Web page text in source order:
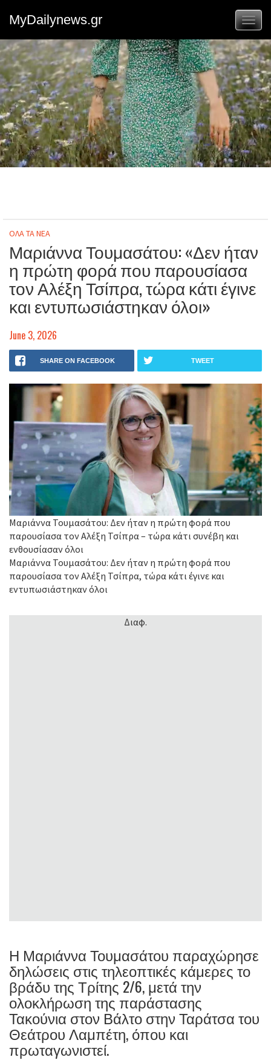
MyDailynews.gr
ΟΛΑ ΤΑ ΝΕΑ
Μαριάννα Τουμασάτου: «Δεν ήταν
η πρώτη φορά που παρουσίασα
τον Αλέξη Τσίπρα, τώρα κάτι έγινε
και εντυπωσιάστηκαν όλοι»
June 3, 2026
SHARE ON FACEBOOK TWEET
Μαριάννα Τουμασάτου: Δεν ήταν η πρώτη φορά που
παρουσίασα τον Αλέξη Τσίπρα – τώρα κάτι συνέβη και
ενθουσίασαν όλοι
Μαριάννα Τουμασάτου: Δεν ήταν η πρώτη φορά που
παρουσίασα τον Αλέξη Τσίπρα, τώρα κάτι έγινε και
εντυπωσιάστηκαν όλοι
Διαφ.
Η Μαριάννα Τουμασάτου παραχώρησε
δηλώσεις στις τηλεοπτικές κάμερες το
βράδυ της Τρίτης 2/6, μετά την
ολοκλήρωση της παράστασης
Τακούνια στον Βάλτο στην Ταράτσα του
Θεάτρου Λαμπέτη, όπου και
πρωταγωνιστεί.